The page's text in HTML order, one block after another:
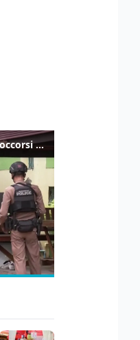
Sparatoria in una scuola in Thailandia, i soccorsi sul posto